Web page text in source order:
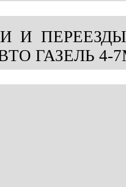
И
ГАЗЕЛЬ 4-